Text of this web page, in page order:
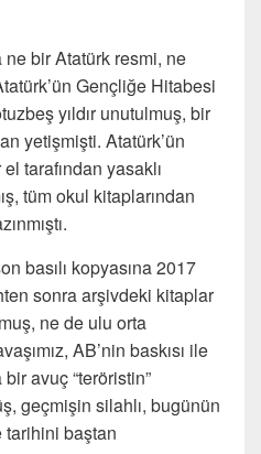
ne bir Atatürk resmi, ne
Gençliğe Hitabesi
yıldır unutulmuş, bir
yetişmişti. Atatürk’ün
tarafından yasaklı
tüm okul kitaplarından
basılı kopyasına 2017
sonra arşivdeki kitaplar
ne de ulu orta
AB’nin baskısı ile
avuç “teröristin”
geçmişin silahlı, bugünün
tarihini baştan